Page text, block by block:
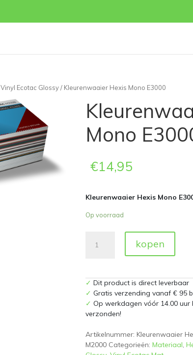
Vinyl Ecotac Glossy/ Kleurenwaaier Hexis Mono E3000
Mono
€14,95
Kleurenwaaier Hexis Mono
Op voorraad
Hexis
aantal
kopen
✓ Dit product is direct leverbaar
✓ Gratis verzending vanaf € 95
✓ Op werkdagen vóór 14.00
verzonden!
Artikelnummer: Kleurenwaaier
M2000 Categorieën: Materiaal,